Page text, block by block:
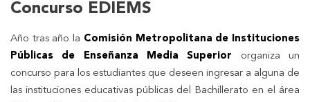
Concurso EDIEMS
Año tras año la Comisión Metropolitana de Instituciones
Públicas de Enseñanza Media Superior organiza un
concurso para los estudiantes que deseen ingresar a alguna de
las instituciones educativas públicas del Bachillerato en el área